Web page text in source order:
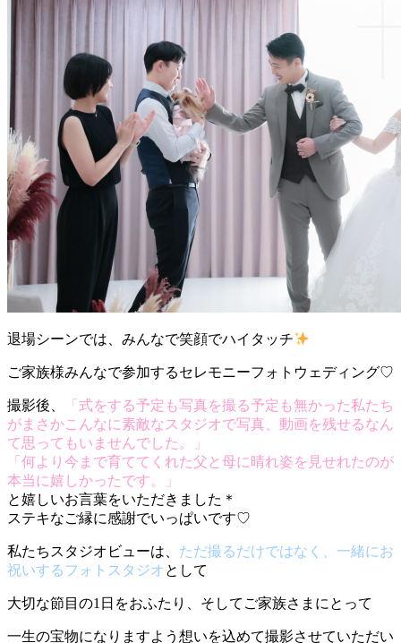
退場シーンでは、みんなで笑顔でハイタッチ
ご家族様みんなで参加するセレモニーフォトウェディング♡
撮影後、
「式をする予定も写真を撮る予定も無かった私たち
がまさかこんなに素敵なスタジオで写真、動画を残せるなん
て思ってもいませんでした。」
「何より今まで育ててくれた父と母に晴れ姿を見せれたのが
本当に嬉しかったです。」
と嬉しいお言葉をいただきました＊
ステキなご縁に感謝でいっぱいです♡
私たちスタジオビューは、 ただ撮るだけではなく、一緒にお
祝いするフォトスタジオ として
大切な節目の1日をおふたり、そしてご家族さまにとって
一生の宝物になりますよう想いを込めて撮影させていただい